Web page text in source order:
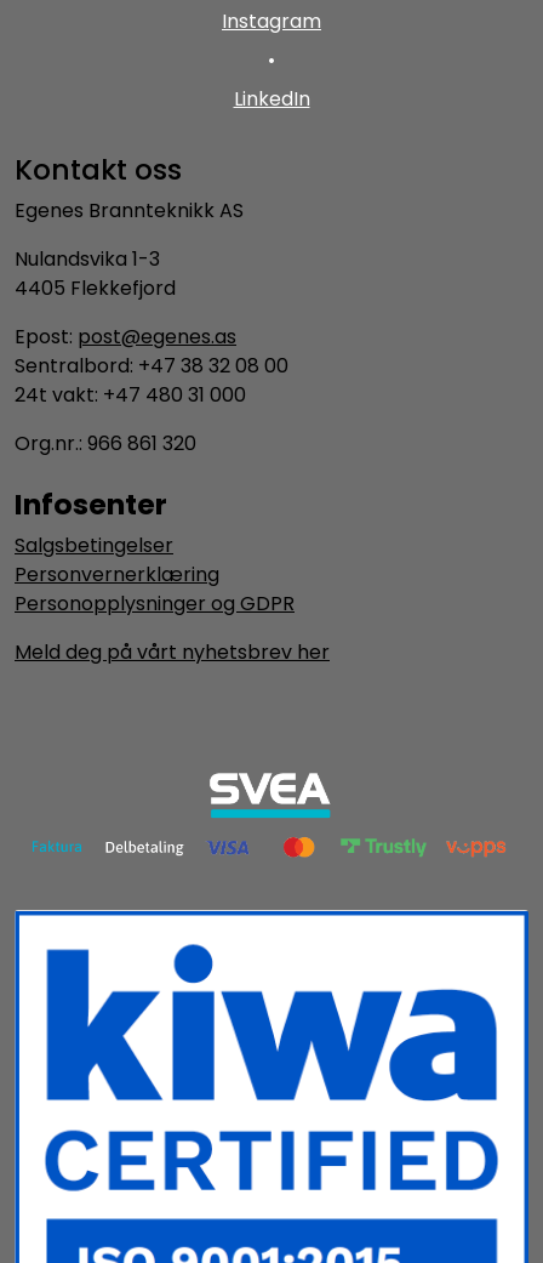
Instagram
•
LinkedIn
Kontakt oss
Egenes Brannteknikk AS
Nulandsvika 1-3
4405 Flekkefjord
Epost: post@egenes.as
Sentralbord: +47 38 32 08 00
24t vakt: +47 480 31 000
Org.nr.: 966 861 320
Infosenter
Salgsbetingelser
Personvernerklæring
Personopplysninger og GDPR
Meld deg på vårt nyhetsbrev her